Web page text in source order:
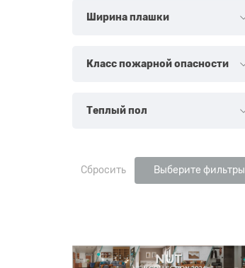
Ширина плашки
Класс пожарной опасности
Теплый пол
Сбросить Выберите фильтры